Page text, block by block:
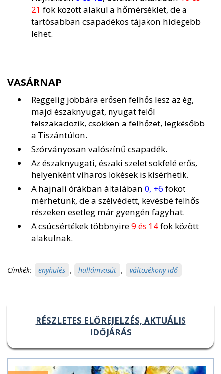
21 fok között alakul a hőmérséklet, de a
tartósabban csapadékos tájakon hidegebb
lehet.
VASÁRNAP
Reggelig jobbára erősen felhős lesz az ég,
majd északnyugat, nyugat felől
felszakadozik, csökken a felhőzet, legkésőbb
a Tiszántúlon.
Szórványosan valószínű csapadék.
Az északnyugati, északi szelet sokfelé erős,
helyenként viharos lökések is kísérhetik.
A hajnali órákban általában 0, +6 fokot
mérhetünk, de a szélvédett, kevésbé felhős
részeken esetleg már gyengén fagyhat.
A csúcsértékek többnyire9 és 14fok között
alakulnak.
Címkék: enyhülés , hullámvasút , változékony idő
RÉSZLETES ELŐREJELZÉS, AKTUÁLIS
IDŐJÁRÁS